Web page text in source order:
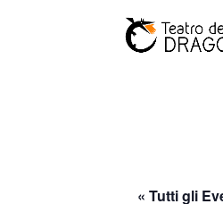
« Tutti gli